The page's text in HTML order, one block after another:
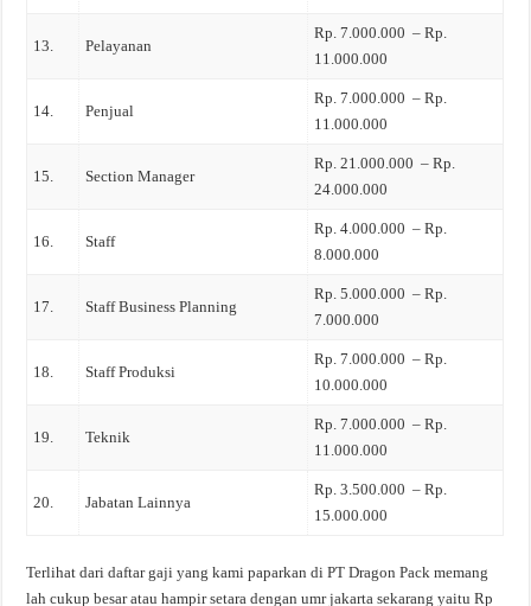
13. Pelayanan
Rp. 7.000.000 – Rp.
11.000.000
14. Penjual
Rp. 7.000.000 – Rp.
11.000.000
15. Section Manager
Rp. 21.000.000 – Rp.
24.000.000
16. Staff
Rp. 4.000.000 – Rp.
8.000.000
17. Staff Business Planning
Rp. 5.000.000 – Rp.
7.000.000
18. Staff Produksi
Rp. 7.000.000 – Rp.
10.000.000
19. Teknik
Rp. 7.000.000 – Rp.
11.000.000
20. Jabatan Lainnya
Rp. 3.500.000 – Rp.
15.000.000
Terlihat dari daftar gaji yang kami paparkan di PT Dragon Pack memang
lah cukup besar atau hampir setara dengan umr jakarta sekarang yaitu Rp